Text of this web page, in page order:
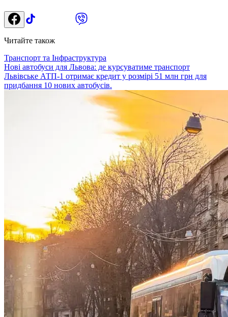
Читайте також
Транспорт та Інфраструктура
Нові автобуси для Львова: де курсуватиме транспорт
Львівське АТП-1 отримає кредит у розмірі 51 млн грн для
придбання 10 нових автобусів.